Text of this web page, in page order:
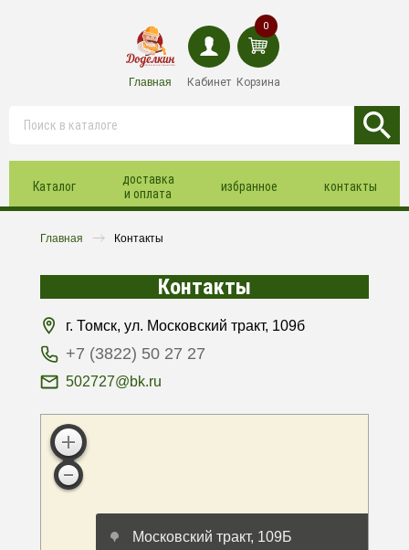
Главная Кабинет
0
Корзина
Каталог
доставка
и оплата
избранное контакты
Главная Контакты
Контакты
г. Томск, ул. Московский тракт, 109б
+7 (3822) 50 27 27
502727@bk.ru